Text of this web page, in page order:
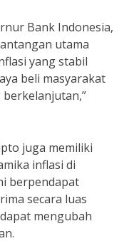
Bank Indonesia,
utama
yang stabil
beli masyarakat
juga memiliki
inflasi di
berpendapat
secara luas
mengubah